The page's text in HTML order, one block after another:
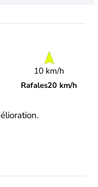
10 km/h
Rafales20 km/h